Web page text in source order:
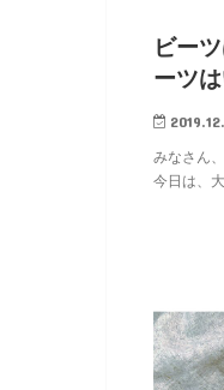
ビー
ーツ
みなさん
今日は、